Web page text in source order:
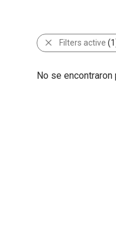
Filters active
No se